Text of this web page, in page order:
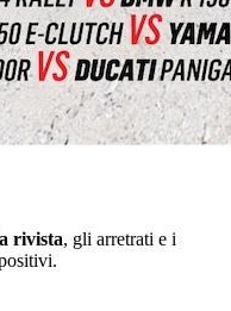
rivista, gli arretrati e i